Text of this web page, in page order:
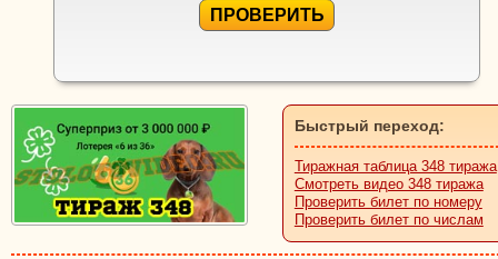
ПРОВЕРИТЬ
Быстрый переход:
Тиражная таблица 348 тиража
Смотреть видео 348 тиража
Проверить билет по номеру
Проверить билет по числам